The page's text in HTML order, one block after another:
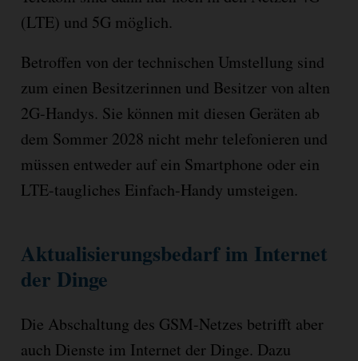
(LTE) und 5G möglich.
Betroffen von der technischen Umstellung sind
zum einen Besitzerinnen und Besitzer von alten
2G-Handys. Sie können mit diesen Geräten ab
dem Sommer 2028 nicht mehr telefonieren und
müssen entweder auf ein Smartphone oder ein
LTE-taugliches Einfach-Handy umsteigen.
Aktualisierungsbedarf im Internet
der Dinge
Die Abschaltung des GSM-Netzes betrifft aber
auch Dienste im Internet der Dinge. Dazu